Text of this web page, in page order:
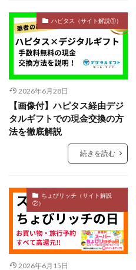
ハピタス（サイト解説①）
2026年6月28日
【画像付】ハピタス経由デジ
タルギフトでの現金交換の方
法を徹底解説
続きを読む
ちょびリッチ（サイト解説
②）
2026年6月15日